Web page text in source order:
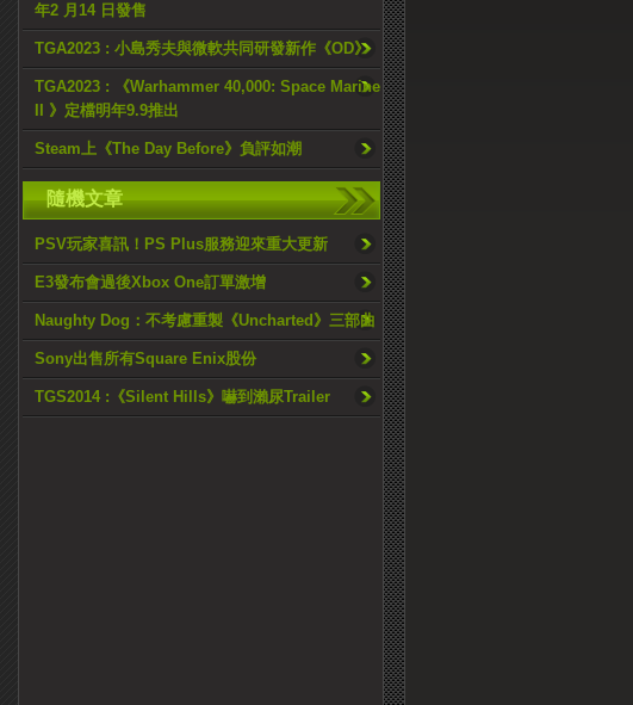
年2 月14 日發售
TGA2023 : 小島秀夫與微軟共同研發新作《OD》
TGA2023 : 《Warhammer 40,000: Space Marine
II 》定檔明年9.9推出
Steam上《The Day Before》負評如潮
隨機文章
PSV玩家喜訊！PS Plus服務迎來重大更新
E3發布會過後Xbox One訂單激增
Naughty Dog：不考慮重製《Uncharted》三部曲
Sony出售所有Square Enix股份
TGS2014 :《Silent Hills》嚇到瀨尿Trailer